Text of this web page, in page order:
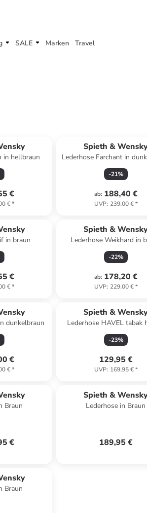
SALE Marken Travel
in hellbraun
€
€*
Spieth &
Lederhose Farchant in
-21%
ab: 188,40 €
UVP: 239,00 €*
in braun
€
€*
Spieth &
Lederhose Weikhard in
-22%
ab: 178,20 €
UVP: 229,00 €*
dunkelbraun
€
€*
Spieth &
Lederhose HAVEL tabak
braun
-23%
129,95 €
UVP: 169,95 €*
Braun
€
Spieth &
Lederhose in Braun
189,95 €
Braun